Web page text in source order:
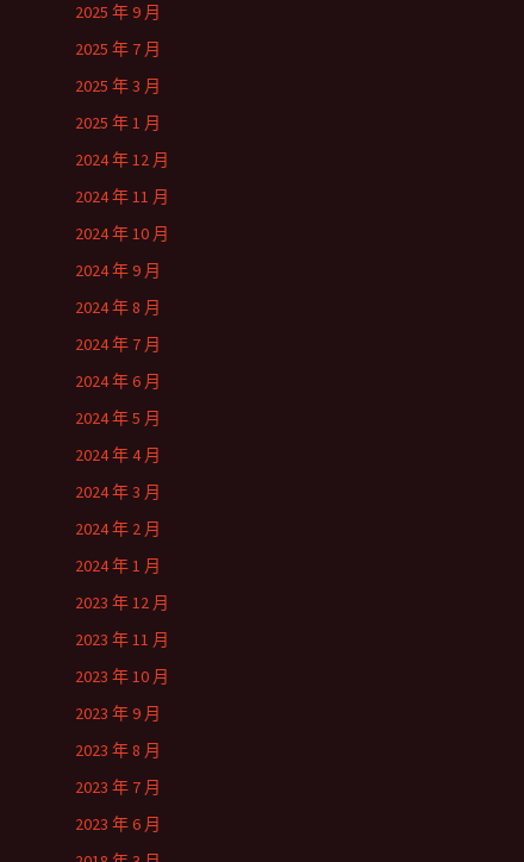
2025 年 9 月
2025 年 7 月
2025 年 3 月
2025 年 1 月
2024 年 12 月
2024 年 11 月
2024 年 10 月
2024 年 9 月
2024 年 8 月
2024 年 7 月
2024 年 6 月
2024 年 5 月
2024 年 4 月
2024 年 3 月
2024 年 2 月
2024 年 1 月
2023 年 12 月
2023 年 11 月
2023 年 10 月
2023 年 9 月
2023 年 8 月
2023 年 7 月
2023 年 6 月